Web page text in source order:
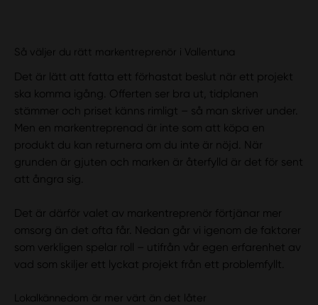
Så väljer du rätt markentreprenör i Vallentuna
Det är lätt att fatta ett förhastat beslut när ett projekt
ska komma igång. Offerten ser bra ut, tidplanen
stämmer och priset känns rimligt – så man skriver under.
Men en markentreprenad är inte som att köpa en
produkt du kan returnera om du inte är nöjd. När
grunden är gjuten och marken är återfylld är det för sent
att ångra sig.
Det är därför valet av markentreprenör förtjänar mer
omsorg än det ofta får. Nedan går vi igenom de faktorer
som verkligen spelar roll – utifrån vår egen erfarenhet av
vad som skiljer ett lyckat projekt från ett problemfyllt.
Lokalkännedom är mer värt än det låter